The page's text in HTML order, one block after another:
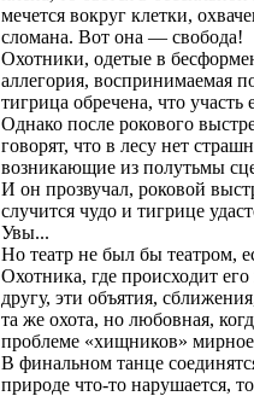
мечется вокруг клетки,
сломана. Вот она — свобода!
Охотники, одетые в
аллегория, воспринимаемая
тигрица обречена, что
Однако после рокового
говорят, что в лесу нет
возникающие из полутьмы
И он прозвучал, роковой
случится чудо и тигрице
Увы...
Но театр не был бы театром,
Охотника, где происходит
другу, эти объятия,
та же охота, но любовная,
проблеме «хищников»
В финальном танце
природе что-то нарушается,